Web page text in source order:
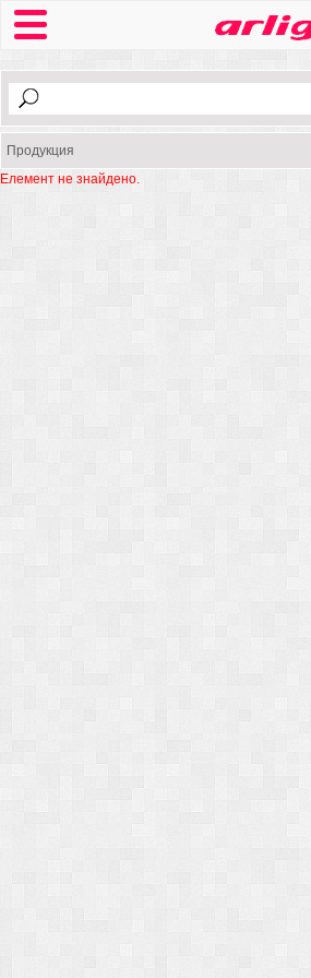
Продукция
Елемент не знайдено.